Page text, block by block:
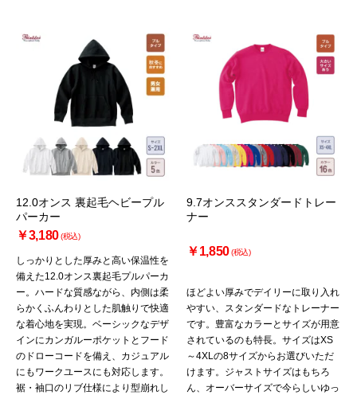
12.0オンス 裏起毛ヘビープル
パーカー
￥3,180(税込)
しっかりとした厚みと高い保温性を
備えた12.0オンス裏起毛プルパーカ
ー。ハードな質感ながら、内側は柔
らかくふんわりとした肌触りで快適
な着心地を実現。ベーシックなデザ
インにカンガルーポケットとフード
のドローコードを備え、カジュアル
にもワークユースにも対応します。
裾・袖口のリブ仕様により型崩れし
9.7オンススタンダードトレー
ナー
￥1,850(税込)
ほどよい厚みでデイリーに取り入れ
やすい、スタンダードなトレーナー
です。豊富なカラーとサイズが用意
されているのも特長。サイズはXS
～4XLの8サイズからお選びいただ
けます。ジャストサイズはもちろ
ん、オーバーサイズで今らしいゆっ